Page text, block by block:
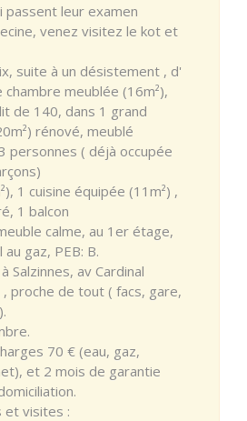
passent leur examen
venez visitez le kot et
suite à un désistement , d'
meublée (16m²),
de 140, dans 1 grand
rénové, meublé
personnes ( déjà occupée
1 cuisine équipée (11m²) ,
1 balcon
calme, au 1er étage,
gaz, PEB: B.
Salzinnes, av Cardinal
proche de tout ( facs, gare,
70 € (eau, gaz,
et 2 mois de garantie
et visites :